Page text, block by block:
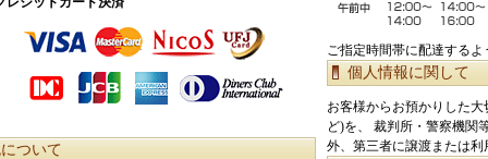
ついて
ご指定時間帯に配達する
個人情報に関して
お客様からお預かりした
ど)を、 裁判所・警察機関
外、第三者に譲渡または